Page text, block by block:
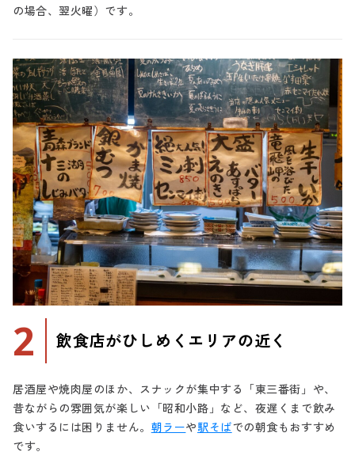
の場合、翌火曜）です。
2 飲食店がひしめくエリアの近く
居酒屋や焼肉屋のほか、スナックが集中する「東三番街」や、
昔ながらの雰囲気が楽しい「昭和小路」など、夜遅くまで飲み
食いするには困りません。 朝ラーや駅そばでの朝食もおすすめ
です。